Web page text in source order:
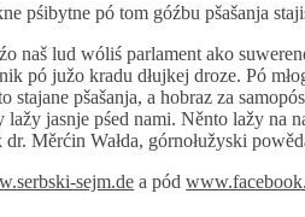
pśibytne pó tom góźbu pšašanja
naš lud wóliś parlament ako
pó južo kradu dłujkej droze. Pó
stajane pšašanja, a hobraz za
lažy jasnje pśed nami. Něnto lažy na
Měrćin Wałda, górnołužyski
sejm.de a pód